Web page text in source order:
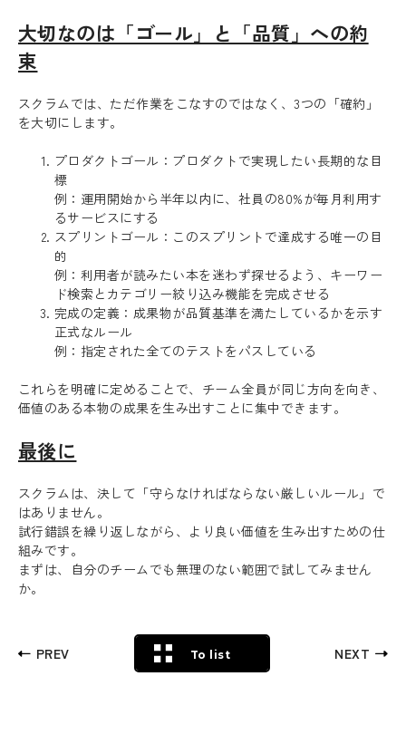
Recruit
Blog
News release
Privacy policy
大切なのは「ゴール」と「品質」への約
束
スクラムでは、ただ作業をこなすのではなく、3つの「確約」
を大切にします。
プロダクトゴール：プロダクトで実現したい長期的な目
標
例：運用開始から半年以内に、社員の80%が毎月利用す
るサービスにする
スプリントゴール：このスプリントで達成する唯一の目
的
例：利用者が読みたい本を迷わず探せるよう、キーワー
ド検索とカテゴリー絞り込み機能を完成させる
完成の定義：成果物が品質基準を満たしているかを示す
正式なルール
例：指定された全てのテストをパスしている
これらを明確に定めることで、チーム全員が同じ方向を向き、
価値のある本物の成果を生み出すことに集中できます。
最後に
スクラムは、決して「守らなければならない厳しいルール」で
はありません。
試行錯誤を繰り返しながら、より良い価値を生み出すための仕
組みです。
まずは、自分のチームでも無理のない範囲で試してみません
か。
PREV To list NEXT